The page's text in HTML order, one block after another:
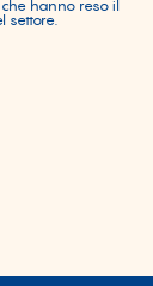
hanno reso il
settore.